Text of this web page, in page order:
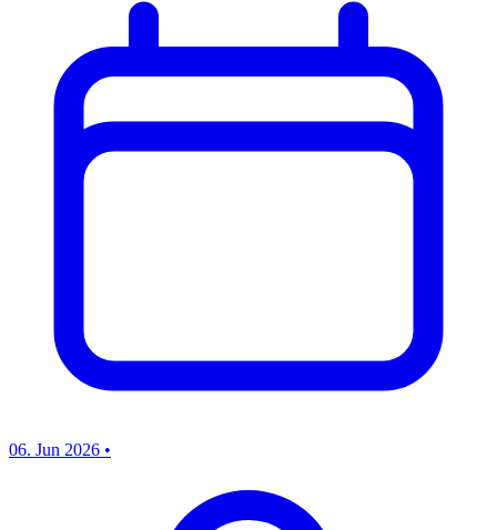
06. Jun 2026 •